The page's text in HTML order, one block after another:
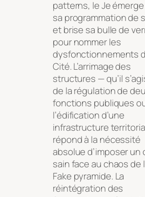
patterns, le Je
sa programmation de
et brise sa bulle de
pour nommer les
dysfonctionnements
Cité. L’arrimage des
structures — qu’il
de la régulation de
fonctions publiques
l’édification d’une
infrastructure
répond à la nécessité
absolue d’imposer un
sain face au chaos de
Fake pyramide. La
réintégration des